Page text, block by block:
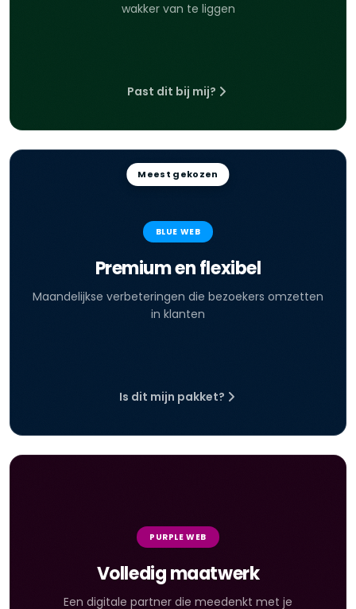
wakker van te liggen
Past dit bij mij?
Meest gekozen
BLUE WEB
Premium en flexibel
Maandelijkse verbeteringen die bezoekers omzetten
in klanten
Is dit mijn pakket?
PURPLE WEB
Volledig maatwerk
Een digitale partner die meedenkt met je